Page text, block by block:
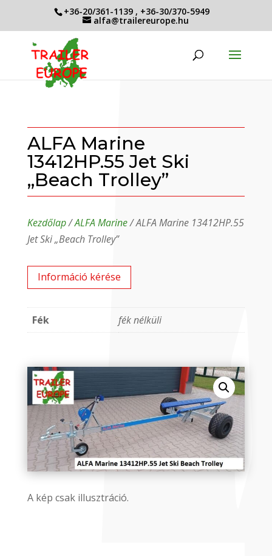
+36-20/361-1139 , +36-30/370-5949
alfa@trailereurope.hu
ALFA Marine
13412HP.55 Jet Ski
„Beach Trolley”
Kezdőlap/ALFA Marine/ ALFA Marine 13412HP.55
Jet Ski „Beach Trolley”
Információ kérése
Fék fék nélküli
A kép csak illusztráció.